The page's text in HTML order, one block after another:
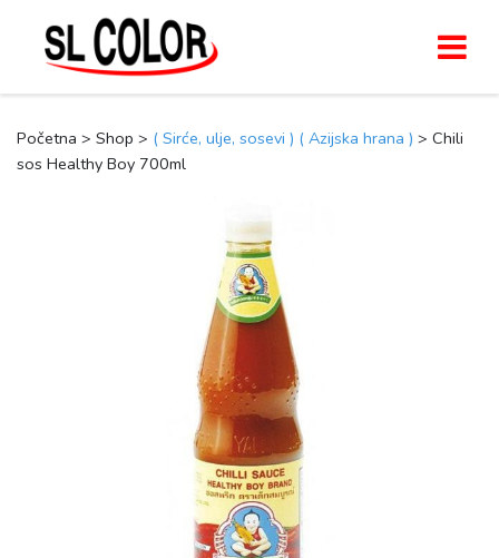
Početna > Shop > ( Sirće, ulje, sosevi ) ( Azijska hrana ) > Chili
sos Healthy Boy 700ml